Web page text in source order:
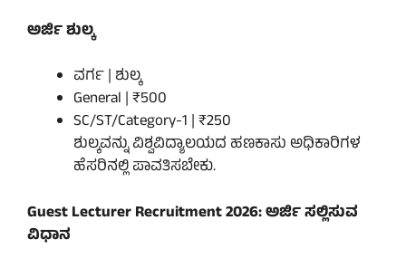
ಅರ್ಜಿ ಶುಲ್ಕ
ವರ್ಗ | ಶುಲ್ಕ
General | ₹500
SC/ST/Category-1 | ₹250
ಶುಲ್ಕವನ್ನು ವಿಶ್ವವಿದ್ಯಾಲಯದ ಹಣಕಾಸು ಅಧಿಕಾರಿಗಳ
ಹೆಸರಿನಲ್ಲಿ ಪಾವತಿಸಬೇಕು.
Guest Lecturer Recruitment 2026: ಅರ್ಜಿ ಸಲ್ಲಿಸುವ
ವಿಧಾನ